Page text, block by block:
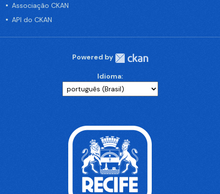
Associação CKAN
API do CKAN
Powered by
Idioma